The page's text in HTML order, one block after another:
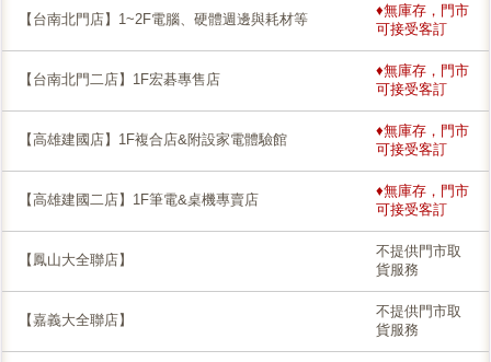
【台南北門店】1~2F電腦、硬體週邊與耗材等
♦無庫存，門市
可接受客訂
【台南北門二店】1F宏碁專售店
♦無庫存，門市
可接受客訂
【高雄建國店】1F複合店&附設家電體驗館
♦無庫存，門市
可接受客訂
【高雄建國二店】1F筆電&桌機專賣店
♦無庫存，門市
可接受客訂
【鳳山大全聯店】
不提供門市取
貨服務
【嘉義大全聯店】
不提供門市取
貨服務